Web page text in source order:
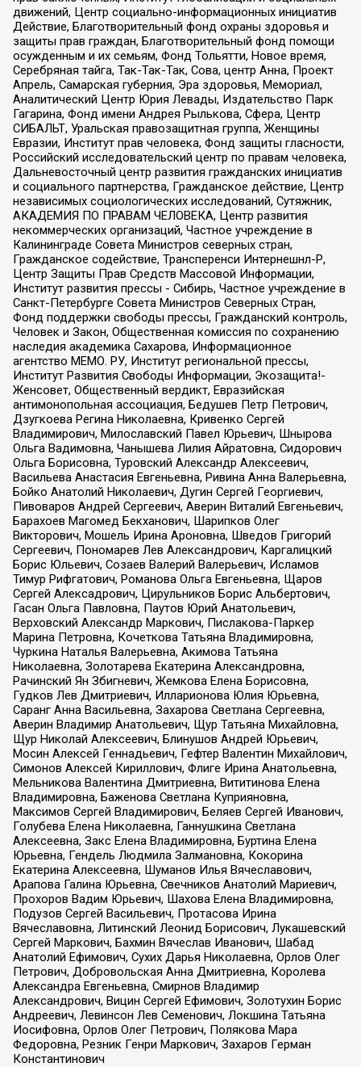
движений, Центр социально-информационных инициатив
Действие, Благотворительный фонд охраны здоровья и
защиты прав граждан, Благотворительный фонд помощи
осужденным и их семьям, Фонд Тольятти, Новое время,
Серебряная тайга, Так-Так-Так, Сова, центр Анна, Проект
Апрель, Самарская губерния, Эра здоровья, Мемориал,
Аналитический Центр Юрия Левады, Издательство Парк
Гагарина, Фонд имени Андрея Рылькова, Сфера, Центр
СИБАЛЬТ, Уральская правозащитная группа, Женщины
Евразии, Институт прав человека, Фонд защиты гласности,
Российский исследовательский центр по правам человека,
Дальневосточный центр развития гражданских инициатив
и социального партнерства, Гражданское действие, Центр
независимых социологических исследований, Сутяжник,
АКАДЕМИЯ ПО ПРАВАМ ЧЕЛОВЕКА, Центр развития
некоммерческих организаций, Частное учреждение в
Калининграде Совета Министров северных стран,
Гражданское содействие, Трансперенси Интернешнл-Р,
Центр Защиты Прав Средств Массовой Информации,
Институт развития прессы - Сибирь, Частное учреждение в
Санкт-Петербурге Совета Министров Северных Стран,
Фонд поддержки свободы прессы, Гражданский контроль,
Человек и Закон, Общественная комиссия по сохранению
наследия академика Сахарова, Информационное
агентство МЕМО. РУ, Институт региональной прессы,
Институт Развития Свободы Информации, Экозащита!-
Женсовет, Общественный вердикт, Евразийская
антимонопольная ассоциация, Бедушев Петр Петрович,
Дзугкоева Регина Николаевна, Кривенко Сергей
Владимирович, Милославский Павел Юрьевич, Шнырова
Ольга Вадимовна, Чанышева Лилия Айратовна, Сидорович
Ольга Борисовна, Туровский Александр Алексеевич,
Васильева Анастасия Евгеньевна, Ривина Анна Валерьевна,
Бойко Анатолий Николаевич, Дугин Сергей Георгиевич,
Пивоваров Андрей Сергеевич, Аверин Виталий Евгеньевич,
Барахоев Магомед Бекханович, Шарипков Олег
Викторович, Мошель Ирина Ароновна, Шведов Григорий
Сергеевич, Пономарев Лев Александрович, Каргалицкий
Борис Юльевич, Созаев Валерий Валерьевич, Исламов
Тимур Рифгатович, Романова Ольга Евгеньевна, Щаров
Сергей Алексадрович, Цирульников Борис Альбертович,
Гасан Ольга Павловна, Паутов Юрий Анатольевич,
Верховский Александр Маркович, Пислакова-Паркер
Марина Петровна, Кочеткова Татьяна Владимировна,
Чуркина Наталья Валерьевна, Акимова Татьяна
Николаевна, Золотарева Екатерина Александровна,
Рачинский Ян Збигневич, Жемкова Елена Борисовна,
Гудков Лев Дмитриевич, Илларионова Юлия Юрьевна,
Саранг Анна Васильевна, Захарова Светлана Сергеевна,
Аверин Владимир Анатольевич, Щур Татьяна Михайловна,
Щур Николай Алексеевич, Блинушов Андрей Юрьевич,
Мосин Алексей Геннадьевич, Гефтер Валентин Михайлович,
Симонов Алексей Кириллович, Флиге Ирина Анатольевна,
Мельникова Валентина Дмитриевна, Вититинова Елена
Владимировна, Баженова Светлана Куприяновна,
Максимов Сергей Владимирович, Беляев Сергей Иванович,
Голубева Елена Николаевна, Ганнушкина Светлана
Алексеевна, Закс Елена Владимировна, Буртина Елена
Юрьевна, Гендель Людмила Залмановна, Кокорина
Екатерина Алексеевна, Шуманов Илья Вячеславович,
Арапова Галина Юрьевна, Свечников Анатолий Мариевич,
Прохоров Вадим Юрьевич, Шахова Елена Владимировна,
Подузов Сергей Васильевич, Протасова Ирина
Вячеславовна, Литинский Леонид Борисович, Лукашевский
Сергей Маркович, Бахмин Вячеслав Иванович, Шабад
Анатолий Ефимович, Сухих Дарья Николаевна, Орлов Олег
Петрович, Добровольская Анна Дмитриевна, Королева
Александра Евгеньевна, Смирнов Владимир
Александрович, Вицин Сергей Ефимович, Золотухин Борис
Андреевич, Левинсон Лев Семенович, Локшина Татьяна
Иосифовна, Орлов Олег Петрович, Полякова Мара
Федоровна, Резник Генри Маркович, Захаров Герман
Константинович